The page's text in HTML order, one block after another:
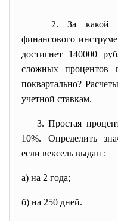
2. За какой
финансового
достигнет 140000
сложных
поквартально?
учетной ставкам.
3. Простая
10%. Определить
если вексель выдан :
а) на 2 года;
б) на 250 дней.